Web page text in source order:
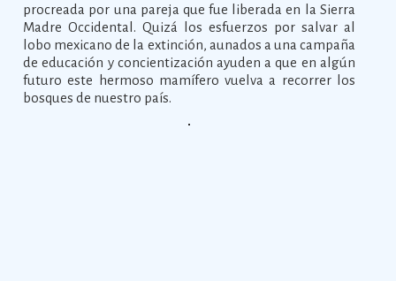
procreada por una pareja que fue liberada en la Sierra
Madre Occidental. Quizá los esfuerzos por salvar al
lobo mexicano de la extinción, aunados a una campaña
de educación y concientización ayuden a que en algún
futuro este hermoso mamífero vuelva a recorrer los
bosques de nuestro país.